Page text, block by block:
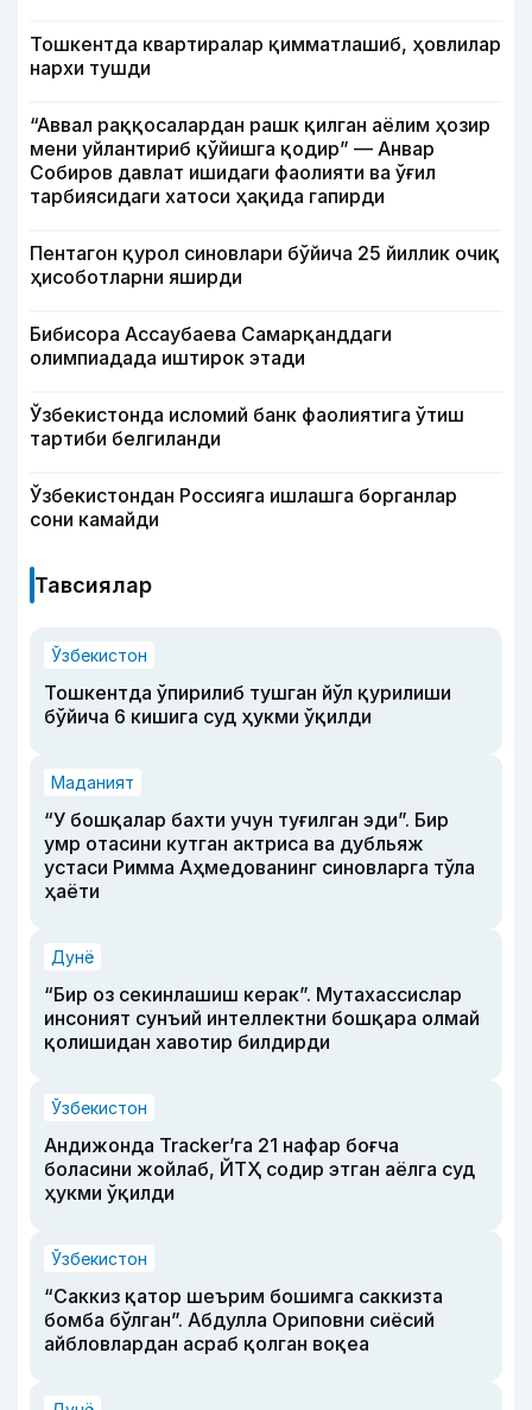
Тошкентда квартиралар қимматлашиб, ҳовлилар
нархи тушди
“Аввал раққосалардан рашк қилган аёлим ҳозир
мени уйлантириб қўйишга қодир” — Анвар
Собиров давлат ишидаги фаолияти ва ўғил
тарбиясидаги хатоси ҳақида гапирди
Пентагон қурол синовлари бўйича 25 йиллик очиқ
ҳисоботларни яширди
Бибисора Ассаубаева Самарқанддаги
олимпиадада иштирок этади
Ўзбекистонда исломий банк фаолиятига ўтиш
тартиби белгиланди
Ўзбекистондан Россияга ишлашга борганлар
сони камайди
Тавсиялар
Ўзбекистон
Тошкентда ўпирилиб тушган йўл қурилиши
бўйича 6 кишига суд ҳукми ўқилди
Маданият
“У бошқалар бахти учун туғилган эди”. Бир
умр отасини кутган актриса ва дубльяж
устаси Римма Аҳмедованинг синовларга тўла
ҳаёти
Дунё
“Бир оз секинлашиш керак”. Мутахассислар
инсоният сунъий интеллектни бошқара олмай
қолишидан хавотир билдирди
Ўзбекистон
Андижонда Tracker’га 21 нафар боғча
боласини жойлаб, ЙТҲ содир этган аёлга суд
ҳукми ўқилди
Ўзбекистон
“Саккиз қатор шеърим бошимга саккизта
бомба бўлган”. Абдулла Ориповни сиёсий
айбловлардан асраб қолган воқеа